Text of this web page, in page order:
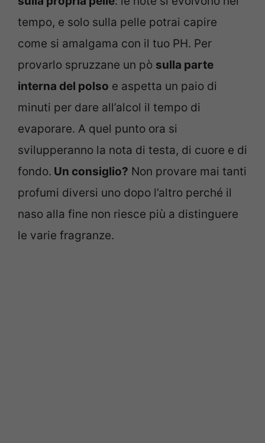
tempo, e solo sulla pelle potrai capire
come si amalgama con il tuo PH. Per
provarlo spruzzane un pò sulla parte
interna del polso e aspetta un paio di
minuti per dare all’alcol il tempo di
evaporare. A quel punto ora si
svilupperanno la nota di testa, di cuore e di
fondo. Un consiglio? Non provare mai tanti
profumi diversi uno dopo l’altro perché il
naso alla fine non riesce più a distinguere
le varie fragranze.